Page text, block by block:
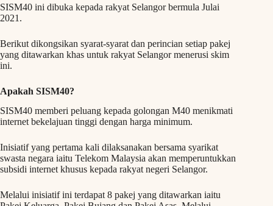
SISM40 ini dibuka kepada rakyat Selangor bermula Julai
2021.
Berikut dikongsikan syarat-syarat dan perincian setiap pakej
yang ditawarkan khas untuk rakyat Selangor menerusi skim
ini.
Apakah SISM40?
SISM40 memberi peluang kepada golongan M40 menikmati
internet bekelajuan tinggi dengan harga minimum.
Inisiatif yang pertama kali dilaksanakan bersama syarikat
swasta negara iaitu Telekom Malaysia akan memperuntukkan
subsidi internet khusus kepada rakyat negeri Selangor.
Melalui inisiatif ini terdapat 8 pakej yang ditawarkan iaitu